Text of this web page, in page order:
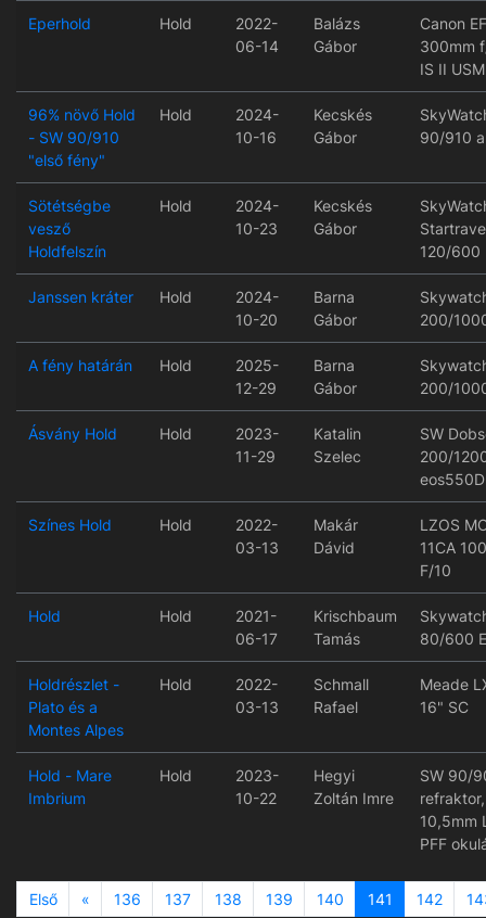
Eperhold Hold
2022-
06-14
Balázs
Gábor
Canon
300mm
IS II USM
96% növő Hold
- SW 90/910
"első fény"
Hold
2024-
10-16
Kecskés
Gábor
90/910
Sötétségbe
vesző
Holdfelszín
Hold
2024-
10-23
Kecskés
Gábor
120/600
Janssen kráter Hold
2024-
10-20
Barna
Gábor
200/
A fény határán Hold
2025-
12-29
Barna
Gábor
200/
Ásvány Hold Hold
2023-
11-29
Katalin
Szelec
SW
200/
eos550D
Színes Hold Hold
2022-
03-13
Makár
Dávid
LZOS
11CA
F/10
Hold Hold
2021-
06-17
Krischbaum
Tamás
80/600
Holdrészlet -
Plato és a
Montes Alpes
Hold
2022-
03-13
Schmall
Rafael
Meade
16" SC
Hold - Mare
Imbrium
Hold
2023-
10-22
Hegyi
Zoltán Imre
SW 90/
refraktor,
10,5mm
PFF
Első «Previous
136 137 138 139 140 141 142